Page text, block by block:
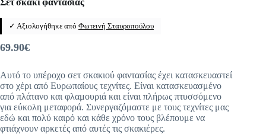
✓ Αξιολογήθηκε από Φωτεινή Σταυροπούλου
69.90€
Αυτό το υπέροχο σετ σκακιού φαντασίας έχει κατασκευαστεί
στο χέρι από Ευρωπαίους τεχνίτες. Είναι κατασκευασμένο
από πλάτανο και φλαμουριά και είναι πλήρως πτυσσόμενο
για εύκολη μεταφορά. Συνεργαζόμαστε με τους τεχνίτες μας
εδώ και πολύ καιρό και κάθε χρόνο τους βλέπουμε να
φτιάχνουν αρκετές από αυτές τις σκακιέρες.